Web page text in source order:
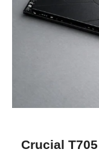
Crucial